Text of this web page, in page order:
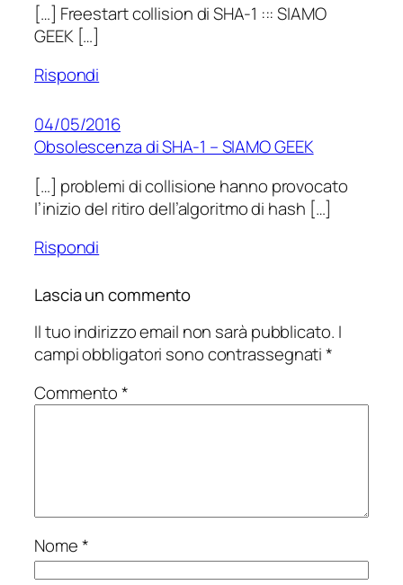
[…] Freestart collision di SHA-1 ::: SIAMO
GEEK […]
Rispondi
04/05/2016
Obsolescenza di SHA-1 – SIAMO GEEK
[…] problemi di collisione hanno provocato
l’inizio del ritiro dell’algoritmo di hash […]
Rispondi
Lascia un commento
Il tuo indirizzo email non sarà pubblicato. I
campi obbligatori sono contrassegnati*
Commento*
Nome*